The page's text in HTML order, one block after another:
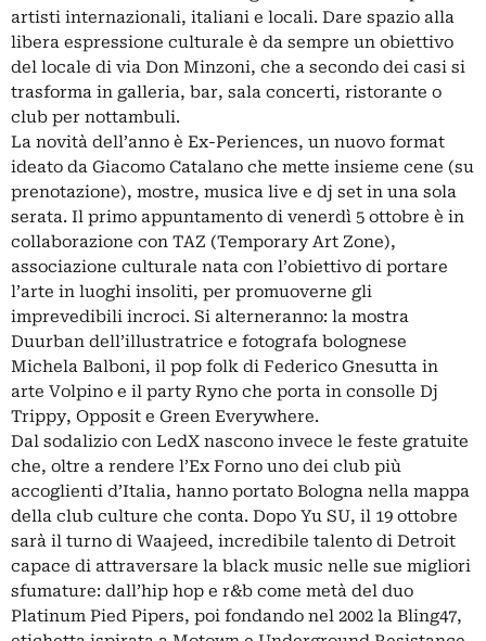
artisti internazionali, italiani e locali. Dare spazio alla
libera espressione culturale è da sempre un obiettivo
del locale di via Don Minzoni, che a secondo dei casi si
trasforma in galleria, bar, sala concerti, ristorante o
club per nottambuli.
La novità dell’anno è Ex-Periences, un nuovo format
ideato da Giacomo Catalano che mette insieme cene (su
prenotazione), mostre, musica live e dj set in una sola
serata. Il primo appuntamento di venerdì 5 ottobre è in
collaborazione con TAZ (Temporary Art Zone),
associazione culturale nata con l’obiettivo di portare
l’arte in luoghi insoliti, per promuoverne gli
imprevedibili incroci. Si alterneranno: la mostra
Duurban dell’illustratrice e fotografa bolognese
Michela Balboni, il pop folk di Federico Gnesutta in
arte Volpino e il party Ryno che porta in consolle Dj
Trippy, Opposit e Green Everywhere.
Dal sodalizio con LedX nascono invece le feste gratuite
che, oltre a rendere l’Ex Forno uno dei club più
accoglienti d’Italia, hanno portato Bologna nella mappa
della club culture che conta. Dopo Yu SU, il 19 ottobre
sarà il turno di Waajeed, incredibile talento di Detroit
capace di attraversare la black music nelle sue migliori
sfumature: dall’hip hop e r&b come metà del duo
Platinum Pied Pipers, poi fondando nel 2002 la Bling47,